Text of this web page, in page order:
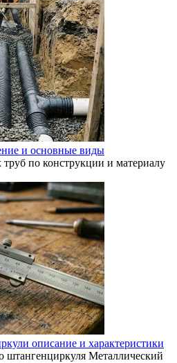
и основные виды
по конструкции и материалу
описание и характеристики
штангенциркуля Металлический